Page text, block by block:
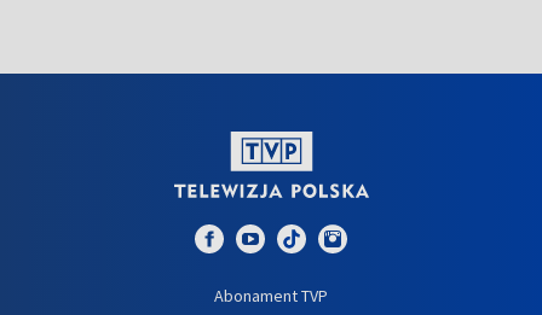
Abonament TVP